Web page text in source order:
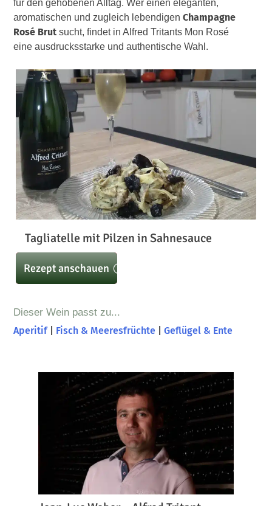
für den gehobenen Alltag. Wer einen eleganten,
aromatischen und zugleich lebendigenChampagne
Rosé Brut sucht, findet in Alfred Tritants Mon Rosé
eine ausdrucksstarke und authentische Wahl.
Tagliatelle mit Pilzen in Sahnesauce
Rezept anschauen
Dieser Wein passt zu...
Aperitif| Fisch & Meeresfrüchte |Geflügel & Ente